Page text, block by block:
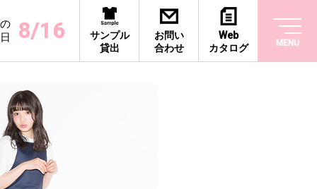
8/16
サンプル
貸出
お問い
合わせ
Web
カタログ
MENU